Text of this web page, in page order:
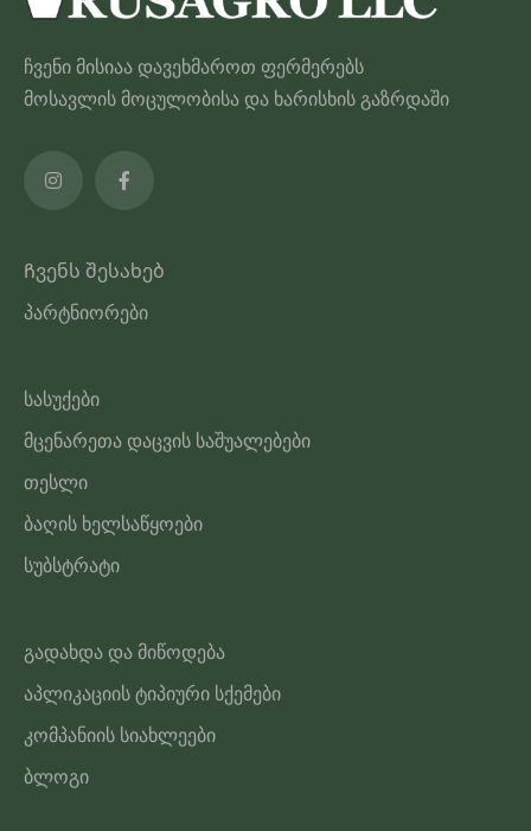
შეირჩეს
გვერდზე
ჩვენი მისიაა დავეხმაროთ ფერმერებს
მოსავლის მოცულობისა და ხარისხის გაზრდაში
Ჩვენს შესახებ
პარტნიორები
სასუქები
მცენარეთა დაცვის საშუალებები
თესლი
ბაღის ხელსაწყოები
სუბსტრატი
გადახდა და მიწოდება
აპლიკაციის ტიპიური სქემები
კომპანიის სიახლეები
ბლოგი